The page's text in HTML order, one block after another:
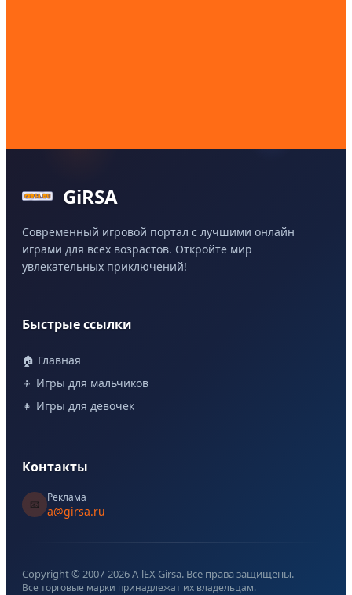
GiRSA
Современный игровой портал с лучшими онлайн
играми для всех возрастов. Откройте мир
увлекательных приключений!
Быстрые ссылки
🏠 Главная
👦 Игры для мальчиков
👧 Игры для девочек
Контакты
📧
Реклама
a@girsa.ru
Copyright © 2007-2026A-lEX Girsa. Все права защищены.
Все торговые марки принадлежат их владельцам.